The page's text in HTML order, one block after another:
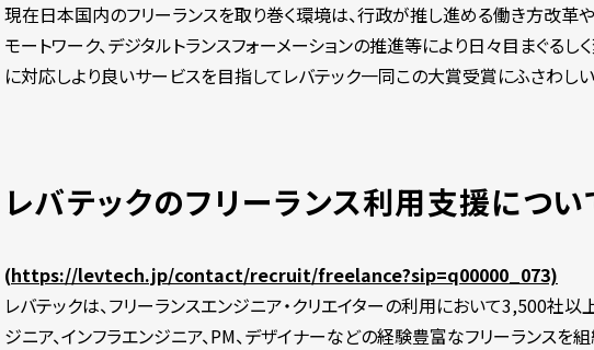
現在日本国内のフリーランスを取り巻く環境は、行政が推し進める働き方改革
モートワーク、デジタルトランスフォーメーションの推進等により日々目まぐるし
に対応しより良いサービスを目指してレバテック一同この大賞受賞にふさわし
レバテックのフリーランス利用支援につい
(https://levtech.jp/contact/recruit/freelance?sip=q00000_073)
レバテックは、フリーランスエンジニア・クリエイターの利用において3,500社
ジニア、インフラエンジニア、PM、デザイナーなどの経験豊富なフリーランス